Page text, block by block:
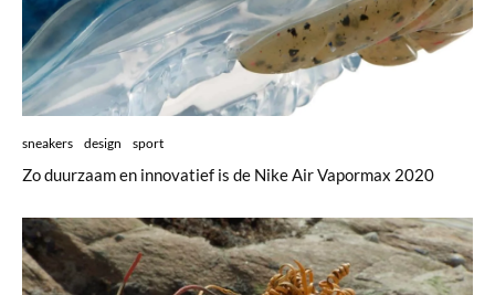
sneakers design sport
Zo duurzaam en innovatief is de Nike Air Vapormax 2020